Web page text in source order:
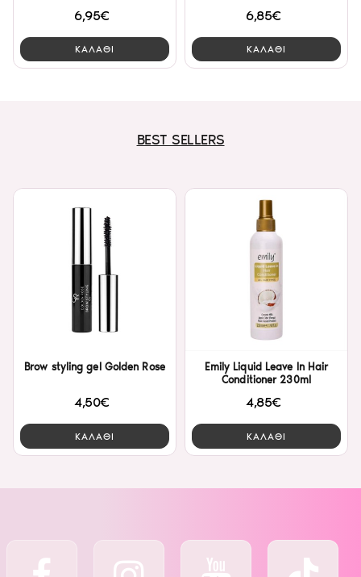
6,95€
ΚΑΛΑΘΙ
6,85€
ΚΑΛΑΘΙ
BEST SELLERS
Brow styling gel Golden Rose
4,50€
ΚΑΛΑΘΙ
Emily Liquid Leave In Hair
Conditioner 230ml
4,85€
ΚΑΛΑΘΙ